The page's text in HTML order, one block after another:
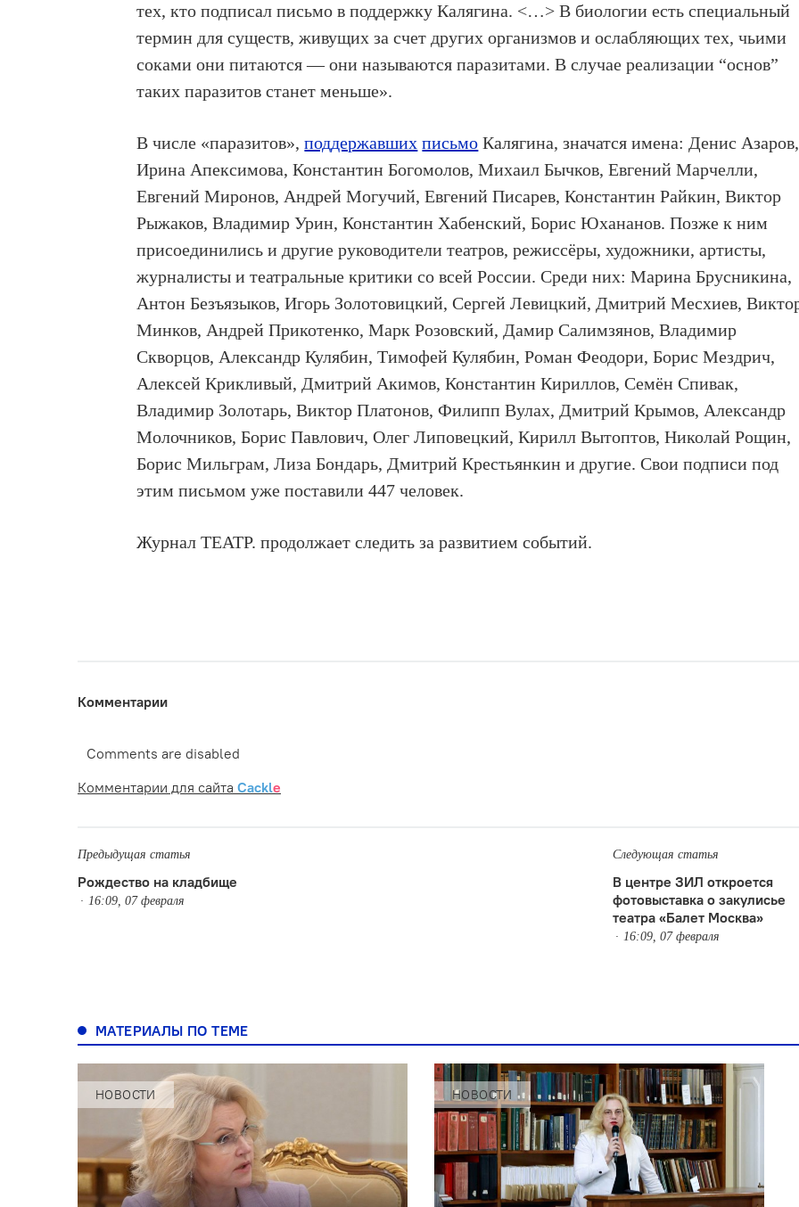
тех, кто подписал письмо в поддержку Калягина. <…> В биологии есть специальный
термин для существ, живущих за счет других организмов и ослабляющих тех, чьими
соками они питаются — они называются паразитами. В случае реализации “основ”
таких паразитов станет меньше».
В числе «паразитов»,поддержавших письмо Калягина, значатся имена: Денис Азаров,
Ирина Апексимова, Константин Богомолов, Михаил Бычков, Евгений Марчелли,
Евгений Миронов, Андрей Могучий, Евгений Писарев, Константин Райкин, Виктор
Рыжаков, Владимир Урин, Константин Хабенский, Борис Юхананов. Позже к ним
присоединились и другие руководители театров, режиссёры, художники, артисты,
журналисты и театральные критики со всей России. Среди них: Марина Брусникина,
Антон Безъязыков, Игорь Золотовицкий, Сергей Левицкий, Дмитрий Месхиев,
Минков, Андрей Прикотенко, Марк Розовский, Дамир Салимзянов, Владимир
Скворцов, Александр Кулябин, Тимофей Кулябин, Роман Феодори, Борис Мездрич,
Алексей Крикливый, Дмитрий Акимов, Константин Кириллов, Семён Спивак,
Владимир Золотарь, Виктор Платонов, Филипп Вулах, Дмитрий Крымов, Александр
Молочников, Борис Павлович, Олег Липовецкий, Кирилл Вытоптов, Николай Рощин,
Борис Мильграм, Лиза Бондарь, Дмитрий Крестьянкин и другие. Свои подписи под
этим письмом уже поставили 447 человек.
Журнал ТЕАТР. продолжает следить за развитием событий.
Комментарии
Comments are disabled
Комментарии для сайта Cackle
Предыдущая статья
Рождество на кладбище
16:09, 07 февраля
Следующая статья
В центре ЗИЛ откроется
фотовыставка о закулисье
театра «Балет Москва»
16:09, 07 февраля
МАТЕРИАЛЫ ПО ТЕМЕ
НОВОСТИ НОВОСТИ